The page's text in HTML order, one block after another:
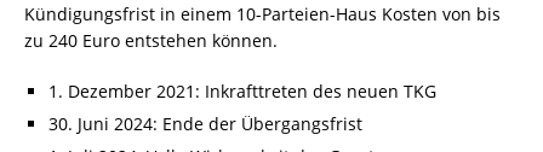
Kündigungsfrist in einem 10-Parteien-Haus Kosten von bis
zu 240 Euro entstehen können.
1. Dezember 2021: Inkrafttreten des neuen TKG
30. Juni 2024: Ende der Übergangsfrist